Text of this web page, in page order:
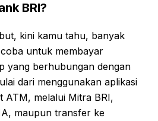
BRI?
kini kamu tahu, banyak
untuk membayar
yang berhubungan dengan
dari menggunakan aplikasi
ATM, melalui Mitra BRI,
maupun transfer ke